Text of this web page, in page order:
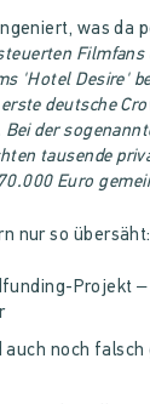
was da
Filmfans
'Hotel Desire'
deutsche
der
tausende
Euro
nur so übersäht:
Projekt
auch noch falsch